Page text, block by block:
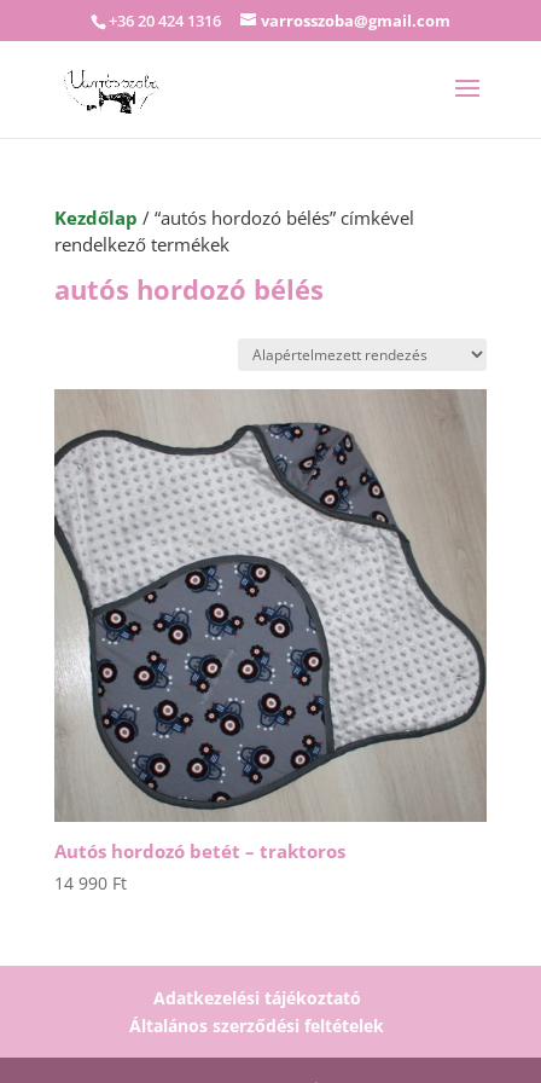
+36 20 424 1316 varrosszoba@gmail.com
Kezdőlap / “autós hordozó bélés” címkével
rendelkező termékek
autós hordozó bélés
Autós hordozó betét – traktoros
14 990 Ft
Adatkezelési tájékoztató
Általános szerződési feltételek